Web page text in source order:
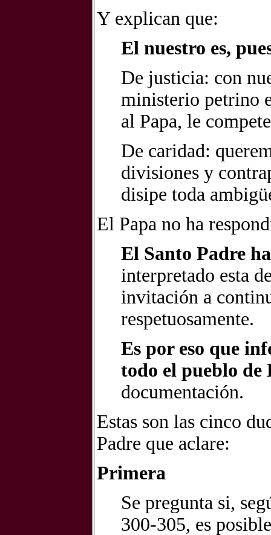
Y explican que:
El nuestro es,
De justicia: con
ministerio petrino
al Papa, le
De caridad:
divisiones y
disipe toda
El Papa no ha
El Santo Padre
interpretado esta
invitación a
respetuosamente.
Es por eso que
todo el pueblo de
documentación.
Estas son las cinco
Padre que aclare:
Primera
Se pregunta si,
300-305, es